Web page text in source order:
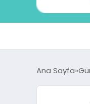
Ana Sayfa